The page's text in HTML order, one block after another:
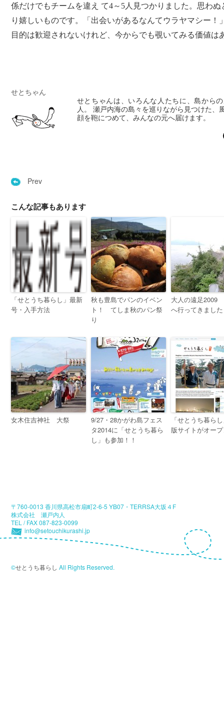
係だけでもチームを違え て4～5人見つかりました。思わ
り嬉しいものです。「出会いがあるなんてウラヤマシー！
目的は歓迎されないけれど、今からでも覗いてみる価値は
せとちゃん
せとちゃんは、いろんな人たちに、島から
人。 瀬戸内海の島々を巡りながら見つけた、
顔を鞄につめて、みんなの元へ届けます。
Prev
こんな記事もあります
「せとうち暮らし」最新
号・入手方法
秋も豊島でパンのイベン
ト！ てしま秋のパン祭
り
大人の遠足2009
へ行ってきまし
女木住吉神社 大祭
9/27・28かがわ島フェス
タ2014に「せとうち暮ら
し」も参加！！
「せとうち暮ら
版サイトがオー
〒760-0013 香川県高松市扇町2-6-5 YB07・TERRSA大坂４F
株式会社 瀬戸内人
TEL / FAX 087-823-0099
info@setouchikurashi.jp
©せとうち暮らし All Rights Reserved.